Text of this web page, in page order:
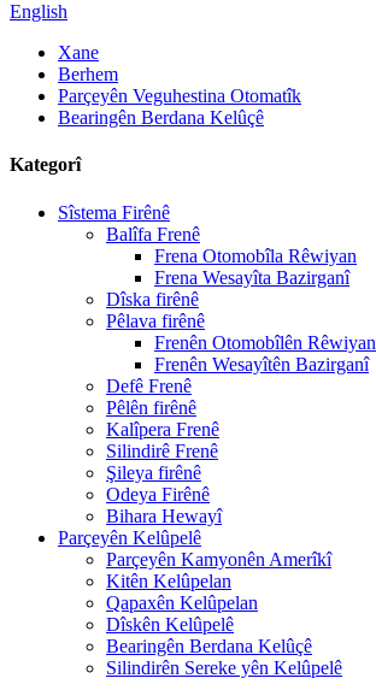
English
Xane
Berhem
Parçeyên Veguhestina Otomatîk
Bearingên Berdana Kelûçê
Kategorî
Sîstema Firênê
Balîfa Frenê
Frena Otomobîla Rêwiyan
Frena Wesayîta Bazirganî
Dîska firênê
Pêlava firênê
Frenên Otomobîlên Rêwiyan
Frenên Wesayîtên Bazirganî
Defê Frenê
Pêlên firênê
Kalîpera Frenê
Silindirê Frenê
Şileya firênê
Odeya Firênê
Bihara Hewayî
Parçeyên Kelûpelê
Parçeyên Kamyonên Amerîkî
Kitên Kelûpelan
Qapaxên Kelûpelan
Dîskên Kelûpelê
Bearingên Berdana Kelûçê
Silindirên Sereke yên Kelûpelê